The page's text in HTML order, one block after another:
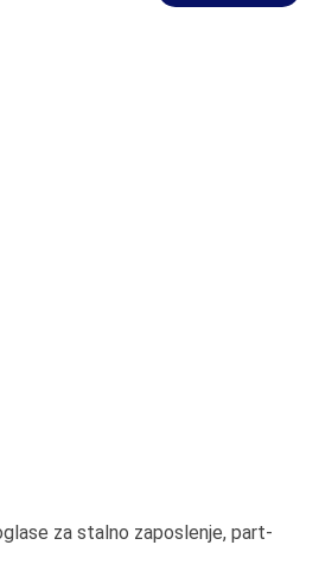
za stalno zaposlenje, part-